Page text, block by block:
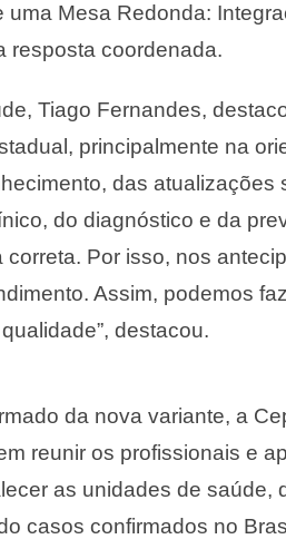
Mesa Redonda:
resposta coordenada.
Tiago Fernandes,
principalmente na
das atualizações
do diagnóstico e da
Por isso, nos
Assim, podemos
destacou.
da nova variante, a
reunir os profissionais e
as unidades de saúde,
casos confirmados no